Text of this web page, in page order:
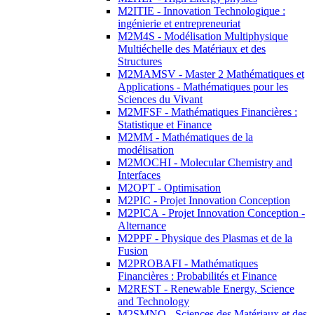
M2ITIE - Innovation Technologique :
ingénierie et entrepreneuriat
M2M4S - Modélisation Multiphysique
Multiéchelle des Matériaux et des
Structures
M2MAMSV - Master 2 Mathématiques et
Applications - Mathématiques pour les
Sciences du Vivant
M2MFSF - Mathématiques Financières :
Statistique et Finance
M2MM - Mathématiques de la
modélisation
M2MOCHI - Molecular Chemistry and
Interfaces
M2OPT - Optimisation
M2PIC - Projet Innovation Conception
M2PICA - Projet Innovation Conception -
Alternance
M2PPF - Physique des Plasmas et de la
Fusion
M2PROBAFI - Mathématiques
Financières : Probabilités et Finance
M2REST - Renewable Energy, Science
and Technology